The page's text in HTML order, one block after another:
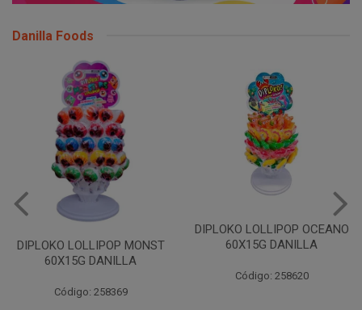
Danilla Foods
DIPLOKO LOLLIPOP MONST
60X15G DANILLA
Código: 258369
DIPLOKO LOLLIPOP OCEANO
60X15G DANILLA
Código: 258620